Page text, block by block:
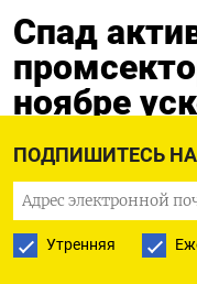
ПОДПИШИТЕСЬ
Утренняя
Спад
ноябре
22.11.2024
22 ноя (Рейтер) -